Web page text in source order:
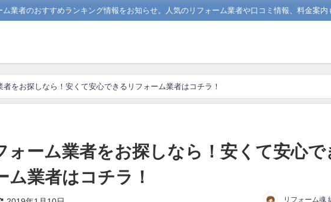
業者のおすすめランキング情報をお知らせ。人気のリフォーム業者や口コミ情報、料金案
者をお探しなら！安くて安心できるリフォーム業者はコチラ！
ォーム業者をお探しなら！安くて安心で
ム業者はコチラ！
リフォーム魂